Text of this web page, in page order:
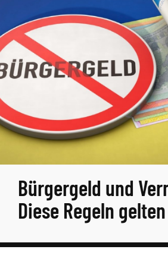
Bürgergeld und
Diese Regeln